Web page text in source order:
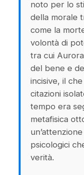
noto per lo
della morale
come la
volontà di
tra cui
del bene e
incisive, il
citazioni
tempo era
metafisica
psicologici
verità.